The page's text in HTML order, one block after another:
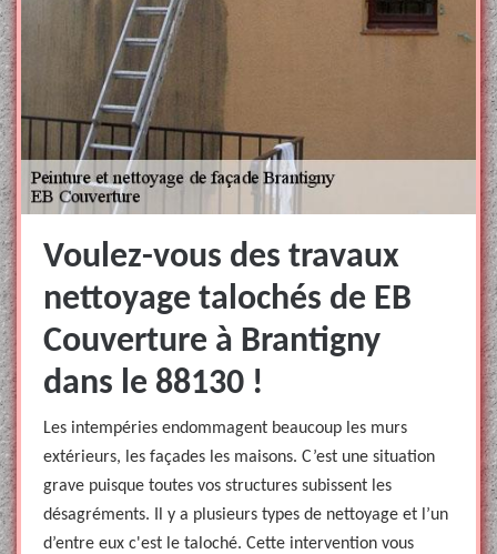
Voulez-vous des travaux
nettoyage talochés de EB
Couverture à Brantigny
dans le 88130 !
Les intempéries endommagent beaucoup les murs
extérieurs, les façades les maisons. C’est une situation
grave puisque toutes vos structures subissent les
désagréments. Il y a plusieurs types de nettoyage et l’un
d’entre eux c'est le taloché. Cette intervention vous